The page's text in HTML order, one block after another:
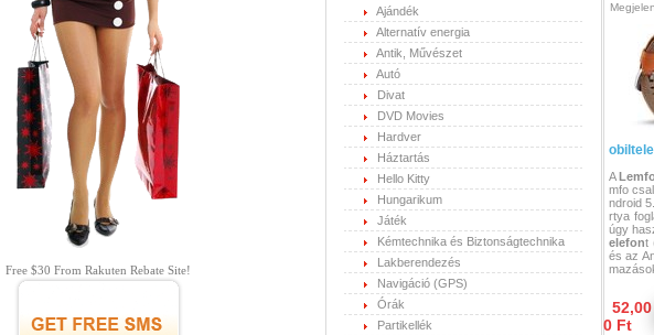
Ajándék
Alternatív energia
Antik, Művészet
Autó
Divat
DVD Movies
Hardver
Háztartás
Hello Kitty
Hungarikum
Játék
Kémtechnika és Biztonságtechnika
Lakberendezés
Navigáció (GPS)
Órák
Partikellék
A
mfo
ndroid
rtya
úgy
elefont
és az
Főbb
52,00
0 Ft
Free $30 From Rakuten Rebate Site!